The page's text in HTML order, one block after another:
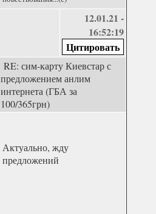
12.01.21 -
16:52:19
RE: сим-карту Киевстар с
предложением анлим
интернета (ГБА за
100/365грн)
Актуально, жду
предложений